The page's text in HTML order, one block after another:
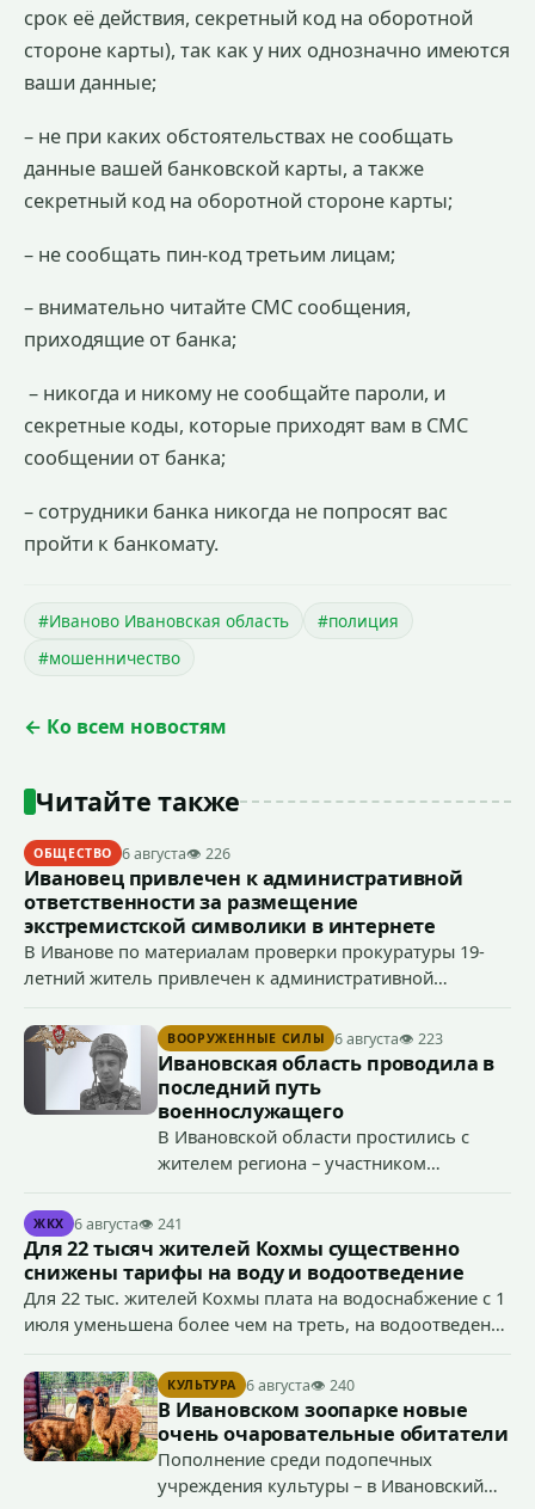
срок её действия, секретный код на оборотной
стороне карты), так как у них однозначно имеются
ваши данные;
– не при каких обстоятельствах не сообщать
данные вашей банковской карты, а также
секретный код на оборотной стороне карты;
– не сообщать пин-код третьим лицам;
– внимательно читайте СМС сообщения,
приходящие от банка;
– никогда и никому не сообщайте пароли, и
секретные коды, которые приходят вам в СМС
сообщении от банка;
– сотрудники банка никогда не попросят вас
пройти к банкомату.
#Иваново Ивановская область
#полиция
#мошенничество
← Ко всем новостям
Читайте также
ОБЩЕСТВО 6 августа👁 226
Ивановец привлечен к административной
ответственности за размещение
экстремистской символики в интернете
В Иванове по материалам проверки прокуратуры 19-
летний житель привлечен к административной
демонстрирование символики экстремистской
организации, если эти действия не содержат признаков
уголовно наказуемого деяния) за размещение
экстремистской символики в сети Интернет.
ВООРУЖЕННЫЕ СИЛЫ 6 августа👁 223
Ивановская область проводила в
последний путь
военнослужащего
В Ивановской области простились с
жителем региона – участником
Антоном Тумановым.
ЖКХ 6 августа👁 241
Для 22 тысяч жителей Кохмы существенно
снижены тарифы на воду и водоотведение
Для 22 тыс. жителей Кохмы плата на водоснабжение с 1
июля уменьшена более чем на треть, на водоотведение
началу работы в городе областного предприятия
«Водоканал.
КУЛЬТУРА 6 августа👁 240
В Ивановском зоопарке новые
очень очаровательные обитатели
Пополнение среди подопечных
учреждения культуры – в Ивановский